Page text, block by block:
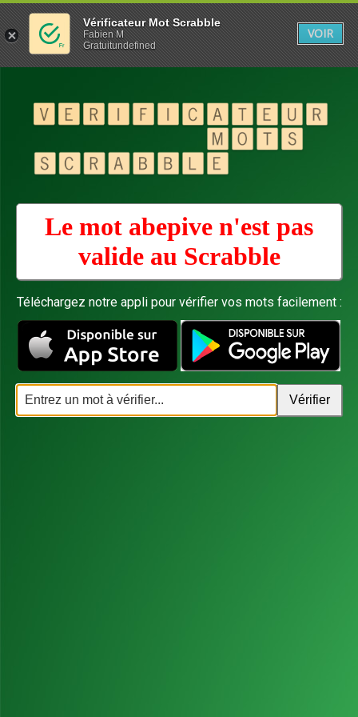
Le mot abepive n'est pas
valide au Scrabble
Téléchargez notre appli pour vérifier vos mots facilement :
Vérificateur Mot Scrabble
Fabien M
Gratuitundefined
VOIR